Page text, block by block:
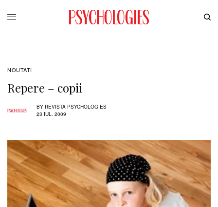
NOUTATI
Repere – copii
BY REVISTA PSYCHOLOGIES
23 IUL. 2009